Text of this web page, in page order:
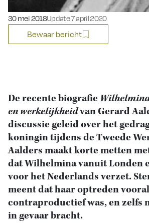
Gepubliceerd op:
30 mei 2018Update 7 april 2020
Bewaar bericht
De recente biografie
en werkelijkheidvan Gerard
discussie geleid over het
koningin tijdens de Tweede
Aalders maakt korte metten
dat Wilhelmina vanuit Londen
voor het Nederlands verzet.
meent dat haar optreden vooral
contraproductief was, en zelfs
in gevaar bracht.